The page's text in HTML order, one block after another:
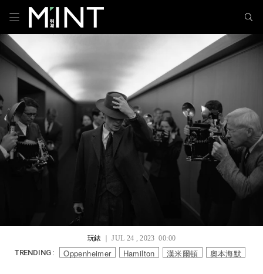
玩錶｜ JUL 24 , 2023 00:00
TRENDING : Oppenheimer Hamilton 漢米爾頓 奧本海默